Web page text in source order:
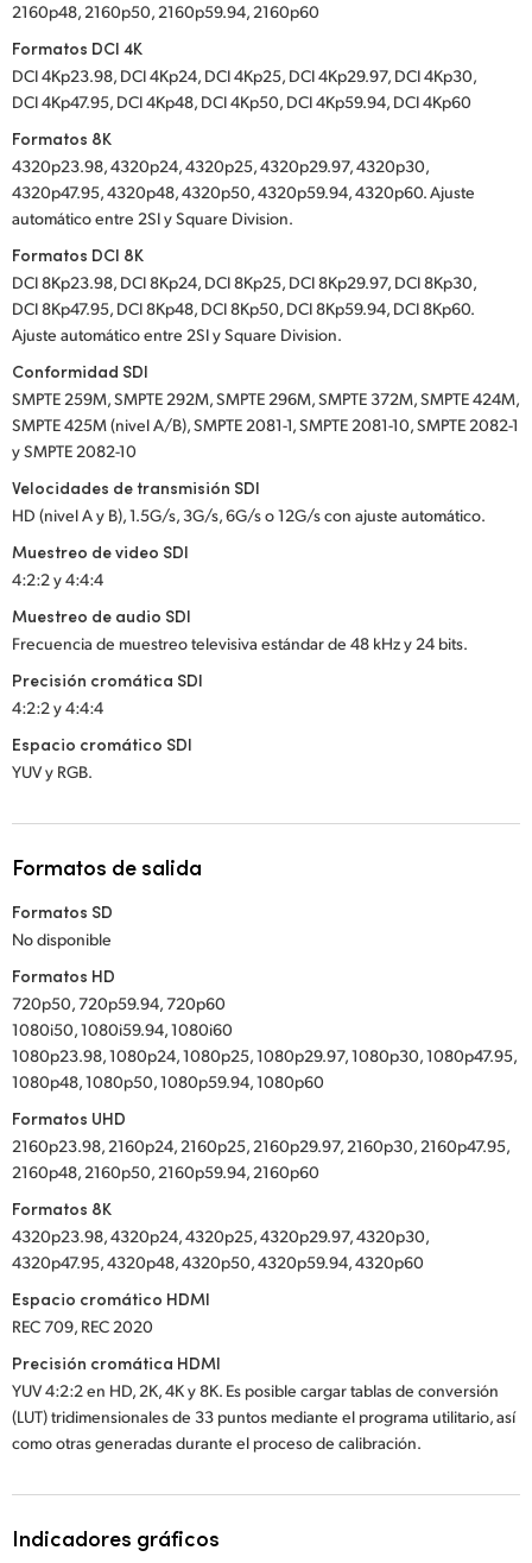
2160p48, 2160p50, 2160p59.94, 2160p60
Formatos DCI 4K
DCI 4Kp23.98, DCI 4Kp24, DCI 4Kp25, DCI 4Kp29.97, DCI 4Kp30,
DCI 4Kp47.95, DCI 4Kp48, DCI 4Kp50, DCI 4Kp59.94, DCI 4Kp60
Formatos 8K
4320p23.98, 4320p24, 4320p25, 4320p29.97, 4320p30,
4320p47.95, 4320p48, 4320p50, 4320p59.94, 4320p60. Ajuste
automático entre 2SI y Square Division.
Formatos DCI 8K
DCI 8Kp23.98, DCI 8Kp24, DCI 8Kp25, DCI 8Kp29.97, DCI 8Kp30,
DCI 8Kp47.95, DCI 8Kp48, DCI 8Kp50, DCI 8Kp59.94, DCI 8Kp60.
Ajuste automático entre 2SI y Square Division.
Conformidad SDI
SMPTE 259M, SMPTE 292M, SMPTE 296M, SMPTE 372M, SMPTE 424M,
SMPTE 425M (nivel A/B), SMPTE 2081-1, SMPTE 2081-10, SMPTE 2082-1
y SMPTE 2082-10
Velocidades de transmisión SDI
HD (nivel A y B), 1.5G/s, 3G/s, 6G/s o 12G/s con ajuste automático.
Muestreo de video SDI
4:2:2 y 4:4:4
Muestreo de audio SDI
Frecuencia de muestreo televisiva estándar de 48 kHz y 24 bits.
Precisión cromática SDI
4:2:2 y 4:4:4
Espacio cromático SDI
YUV y RGB.
Formatos de salida
Formatos SD
No disponible
Formatos HD
720p50, 720p59.94, 720p60
1080i50, 1080i59.94, 1080i60
1080p23.98, 1080p24, 1080p25, 1080p29.97, 1080p30, 1080p47.95,
1080p48, 1080p50, 1080p59.94, 1080p60
Formatos UHD
2160p23.98, 2160p24, 2160p25, 2160p29.97, 2160p30, 2160p47.95,
2160p48, 2160p50, 2160p59.94, 2160p60
Formatos 8K
4320p23.98, 4320p24, 4320p25, 4320p29.97, 4320p30,
4320p47.95, 4320p48, 4320p50, 4320p59.94, 4320p60
Espacio cromático HDMI
REC 709, REC 2020
Precisión cromática HDMI
YUV 4:2:2 en HD, 2K, 4K y 8K. Es posible cargar tablas de conversión
(LUT) tridimensionales de 33 puntos mediante el programa utilitario, así
como otras generadas durante el proceso de calibración.
Indicadores gráficos